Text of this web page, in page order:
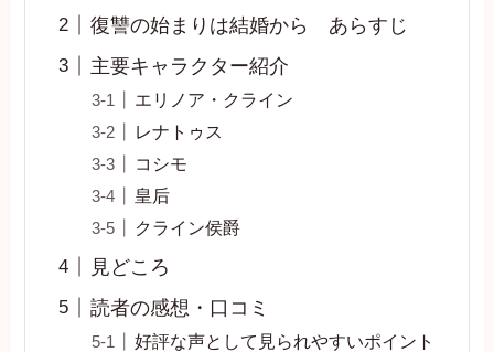
復讐の始まりは結婚から あらすじ
主要キャラクター紹介
エリノア・クライン
レナトゥス
コシモ
皇后
クライン侯爵
見どころ
読者の感想・口コミ
好評な声として見られやすいポイント